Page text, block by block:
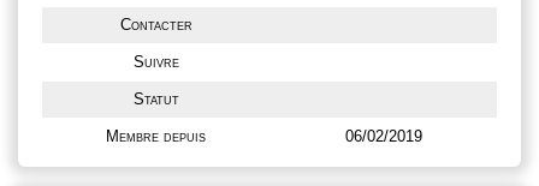
Contacter
Suivre
Statut
Membre depuis 06/02/2019